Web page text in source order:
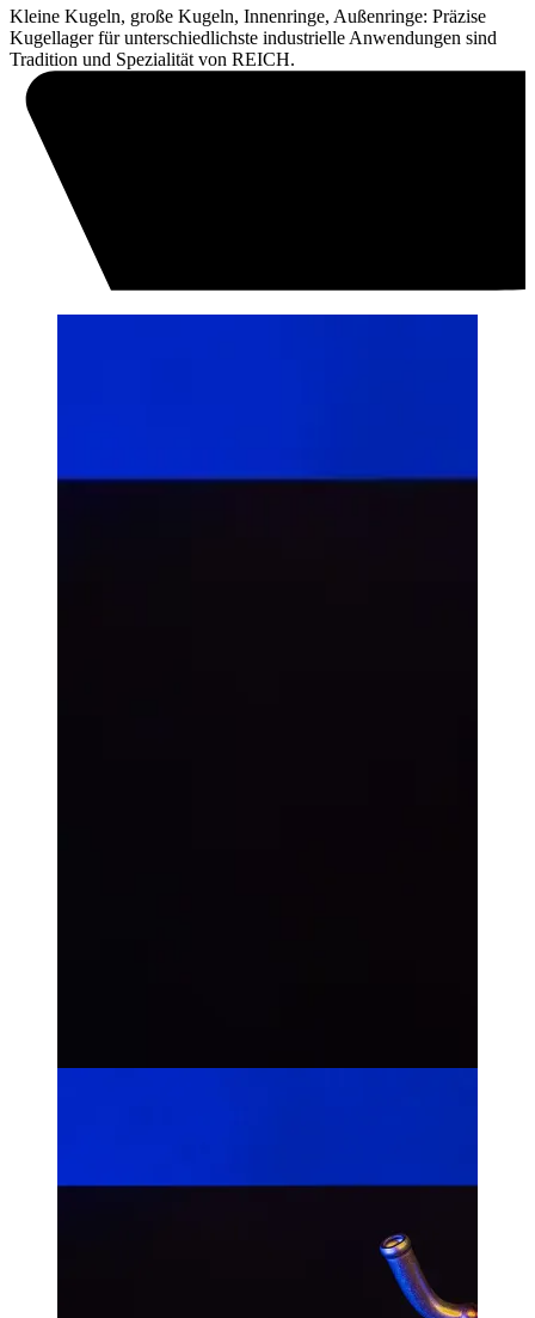
Kleine Kugeln, große Kugeln, Innenringe, Außenringe: Präzise
Kugellager für unterschiedlichste industrielle Anwendungen sind
Tradition und Spezialität von REICH.